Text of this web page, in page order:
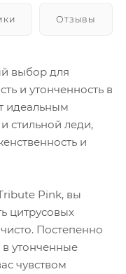
Отзывы
выбор для
и утонченность в
идеальным
стильной леди,
и
Pink, вы
цитрусовых
Постепенно
в утонченные
чувством